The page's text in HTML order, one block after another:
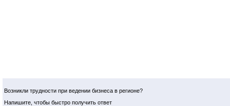
Возникли трудности при ведении бизнеса в регионе?
Напишите, чтобы быстро получить ответ